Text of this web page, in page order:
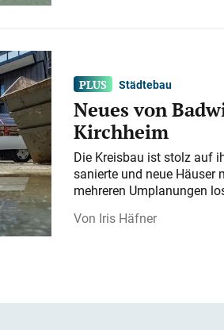
Städtebau
Neues von
Kirchheim
Die Kreisbau ist stolz auf
sanierte und neue Häuser
mehreren Umplanungen
Iris Häfner